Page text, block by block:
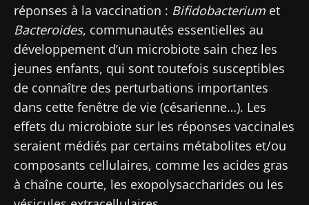
réponses à la vaccination : Bifidobacterium et
Bacteroides, communautés essentielles au
développement d’un microbiote sain chez les
jeunes enfants, qui sont toutefois susceptibles
de connaître des perturbations importantes
dans cette fenêtre de vie (césarienne…). Les
effets du microbiote sur les réponses vaccinales
seraient médiés par certains métabolites et/ou
composants cellulaires, comme les acides gras
à chaîne courte, les exopolysaccharides ou les
Ne partez pas si vite !
Rejoignez la communauté Microbiota des
professionnels de santé et des chercheurs et
recevez le "Microbiota Digest" et le "HCP
Magazine" pour rester au courant des
dernières actualités sur le microbiote.